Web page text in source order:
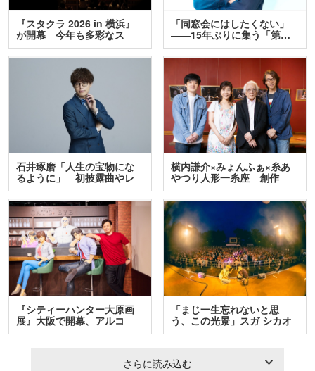
『スタクラ 2026 in 横浜』
が開幕 今年も多彩なス
テ…
「同窓会にはしたくない」
――15年ぶりに集う「第…
石井琢磨「人生の宝物にな
るように」 初披露曲やレ
ア…
横内謙介×みょんふぁ×糸あ
やつり人形一糸座 創作
人…
『シティーハンター大原画
展』大阪で開幕、アルコ
＆…
「まじ一生忘れないと思
う、この光景」スガ シカオ
と…
さらに読み込む